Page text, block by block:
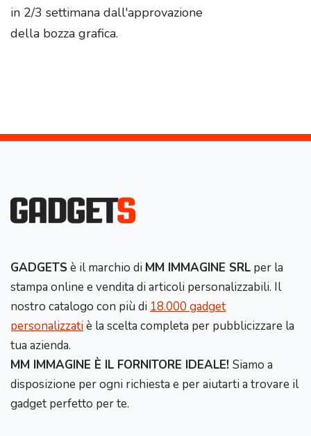
in 2/3 settimana dall'approvazione
della bozza grafica.
GADGETS è il marchio di MM IMMAGINE SRL per la
stampa online e vendita di articoli personalizzabili. Il
nostro catalogo con più di 18.000 gadget
personalizzatiè la scelta completa per pubblicizzare la
tua azienda.
MM IMMAGINE È IL FORNITORE IDEALE! Siamo a
disposizione per ogni richiesta e per aiutarti a trovare il
gadget perfetto per te.